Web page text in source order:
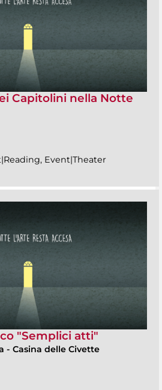
Capitolini nella Notte
Event|Theater
"Semplici atti"
- Casina delle Civette